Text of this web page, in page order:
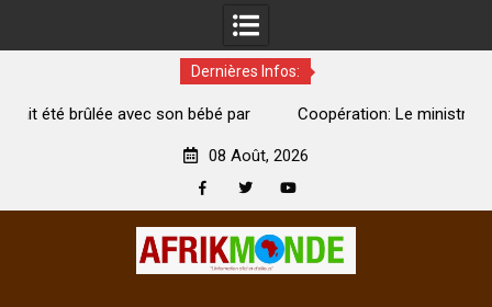
Dernières Infos:
par
Coopération: Le ministre Indien Kirti Vardhan Singh à
08 Août, 2026